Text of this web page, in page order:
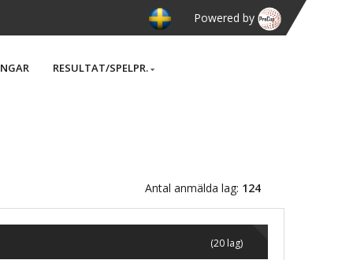
Powered by
RESULTAT/SPELPR.
Antal anmälda lag: 124
(20 lag)